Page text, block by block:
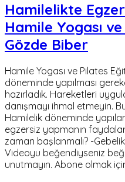
Hamilelikte
Hamile Yogası
Gözde Biber
Hamile Yogası ve Pilates
döneminde yapılması
hazırladık. Hareketleri
danışmayı ihmal etmeyin.
Hamilelik döneminde
egzersiz yapmanın
zaman başlanmalı? -
Videoyu beğendiyseniz
unutmayın. Abone olmak